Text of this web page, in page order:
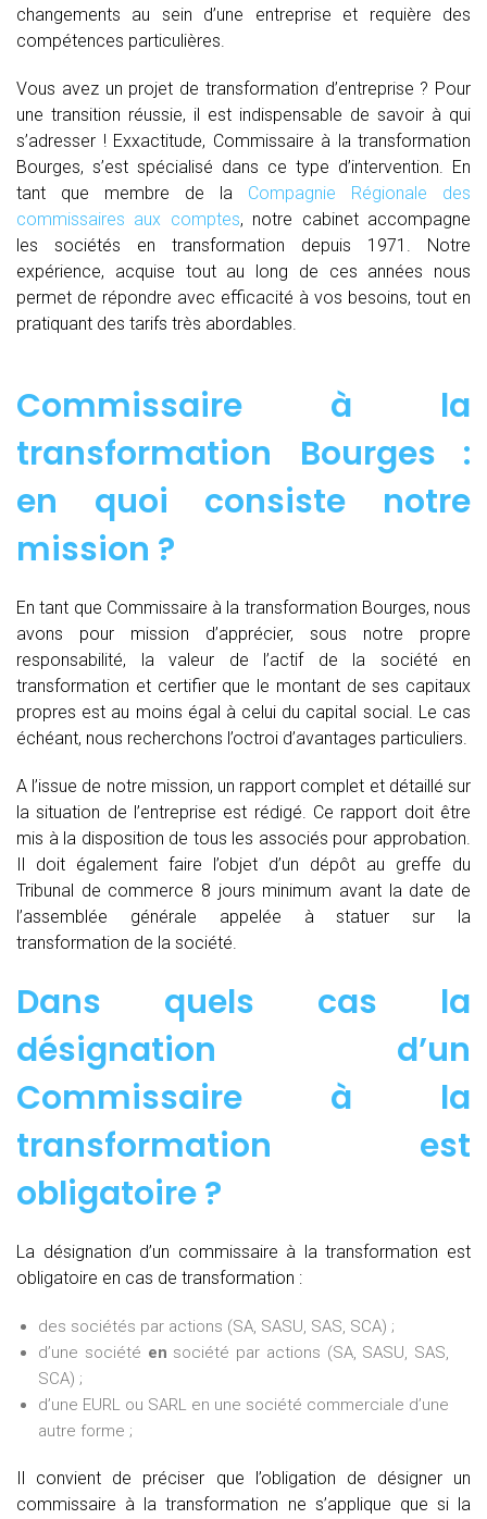
changements au sein d’une entreprise et requière des
compétences particulières.
Vous avez un projet de transformation d’entreprise ? Pour
une transition réussie, il est indispensable de savoir à qui
s’adresser ! Exxactitude, Commissaire à la transformation
Bourges, s’est spécialisé dans ce type d’intervention. En
tant que membre de la Compagnie Régionale des
commissaires aux comptes, notre cabinet accompagne
les sociétés en transformation depuis 1971. Notre
expérience, acquise tout au long de ces années nous
permet de répondre avec efficacité à vos besoins, tout en
pratiquant des tarifs très abordables.
Commissaire à la
transformation Bourges :
en quoi consiste notre
mission ?
En tant que Commissaire à la transformation Bourges, nous
avons pour mission d’apprécier, sous notre propre
responsabilité, la valeur de l’actif de la société en
transformation et certifier que le montant de ses capitaux
propres est au moins égal à celui du capital social. Le cas
échéant, nous recherchons l’octroi d’avantages particuliers.
A l’issue de notre mission, un rapport complet et détaillé sur
la situation de l’entreprise est rédigé. Ce rapport doit être
mis à la disposition de tous les associés pour approbation.
Il doit également faire l’objet d’un dépôt au greffe du
Tribunal de commerce 8 jours minimum avant la date de
l’assemblée générale appelée à statuer sur la
transformation de la société.
Dans quels cas la
désignation d’un
Commissaire à la
transformation est
obligatoire ?
La désignation d’un commissaire à la transformation est
obligatoire en cas de transformation :
des sociétés par actions (SA, SASU, SAS, SCA) ;
d’une société en société par actions (SA, SASU, SAS,
SCA) ;
d’une EURL ou SARL en une société commerciale d’une
autre forme ;
Il convient de préciser que l’obligation de désigner un
commissaire à la transformation ne s’applique que si la